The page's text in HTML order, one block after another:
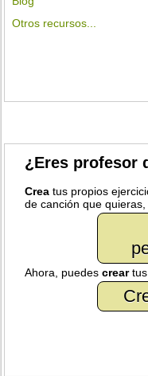
Otros recursos...
¿Eres profesor
Crea tus propios
de canción que
Ahora, puedescrear